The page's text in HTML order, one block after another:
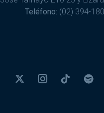
Teléfono: (02) 394-